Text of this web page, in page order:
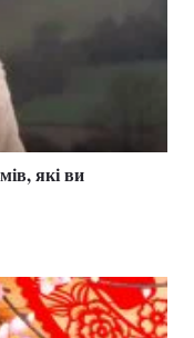
які ви